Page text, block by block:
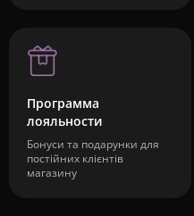
Программа
лояльности
Бонуси та подарунки для
постійних клієнтів
магазину